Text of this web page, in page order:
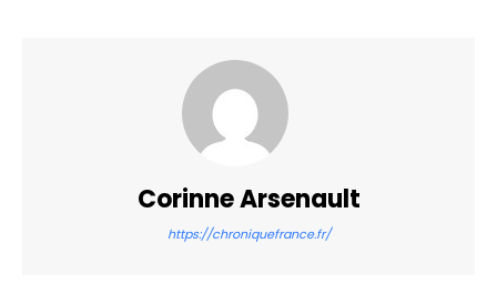
Corinne Arsenault
https://chroniquefrance.fr/